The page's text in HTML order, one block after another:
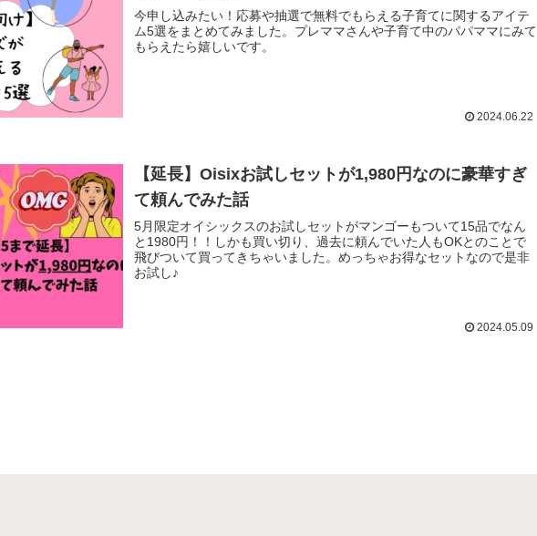
今申し込みたい！応募や抽選で無料でもらえる子育てに関するアイテ
ム5選をまとめてみました。プレママさんや子育て中のパパママにみて
もらえたら嬉しいです。
2024.06.22
【延長】Oisixお試しセットが1,980円なのに豪華すぎ
て頼んでみた話
5月限定オイシックスのお試しセットがマンゴーもついて15品でなん
と1980円！！しかも買い切り、過去に頼んでいた人もOKとのことで
飛びついて買ってきちゃいました。めっちゃお得なセットなので是非
お試し♪
2024.05.09